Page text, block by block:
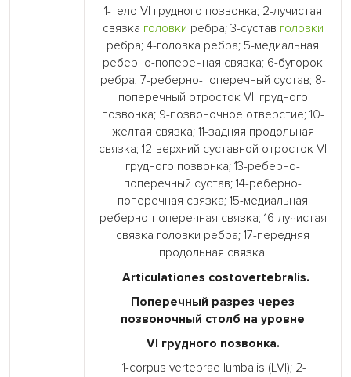
1-тело VI грудного позвонка; 2-лучистая
связка головки ребра; 3-сустав головки
ребра; 4-головка ребра; 5-медиальная
реберно-поперечная связка; 6-бугорок
ребра; 7-реберно-поперечный сустав; 8-
поперечный отросток VII грудного
позвонка; 9-позвоночное отверстие; 10-
желтая связка; 11-задняя продольная
связка; 12-верхний суставной отросток VI
грудного позвонка; 13-реберно-
поперечный сустав; 14-реберно-
поперечная связка; 15-медиальная
реберно-поперечная связка; 16-лучистая
связка головки ребра; 17-передняя
продольная связка.
Articulationes costovertebralis.
Поперечный разрез через
позвоночный столб на уровне
VI грудного позвонка.
1-corpus vertebrae lumbalis (LVI); 2-